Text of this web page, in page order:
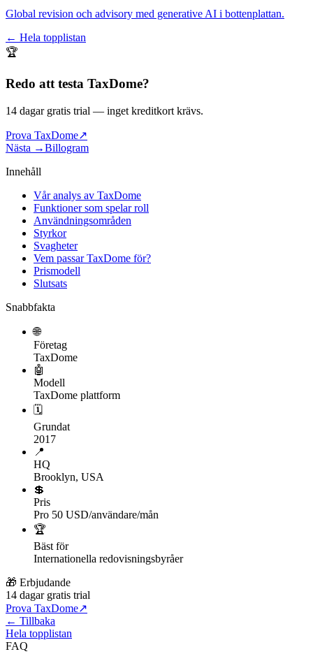
Global revision och advisory med generative AI i bottenplattan.
← Hela topplistan
🏆
Redo att testa TaxDome?
14 dagar gratis trial — inget kreditkort krävs.
Prova TaxDome↗
Nästa →Billogram
Innehåll
Vår analys av TaxDome
Funktioner som spelar roll
Användningsområden
Styrkor
Svagheter
Vem passar TaxDome för?
Prismodell
Slutsats
Snabbfakta
🌐
Företag
TaxDome
🤖
Modell
TaxDome plattform
🗓
Grundat
2017
📍
HQ
Brooklyn, USA
💲
Pris
Pro 50 USD/användare/mån
🏆
Bäst för
Internationella redovisningsbyråer
🎁 Erbjudande
14 dagar gratis trial
Prova TaxDome↗
← Tillbaka
Hela topplistan
FAQ